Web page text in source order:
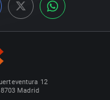
12
Madrid